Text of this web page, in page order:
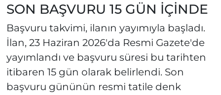
SON BAŞVURU 15 GÜN İÇİNDE
Başvuru takvimi, ilanın yayımıyla başladı.
İlan, 23 Haziran 2026'da Resmi Gazete'de
yayımlandı ve başvuru süresi bu tarihten
itibaren 15 gün olarak belirlendi. Son
başvuru gününün resmi tatile denk